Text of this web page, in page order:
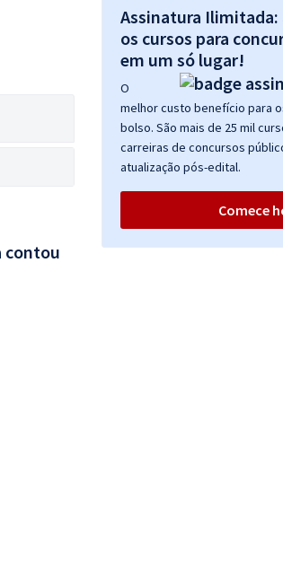
contou
Assinatura Ilimitada:
os cursos para
em um só lugar!
O
melhor custo benefício para
bolso. São mais de 25 mil
carreiras de concursos
atualização pós-edital.
Comece